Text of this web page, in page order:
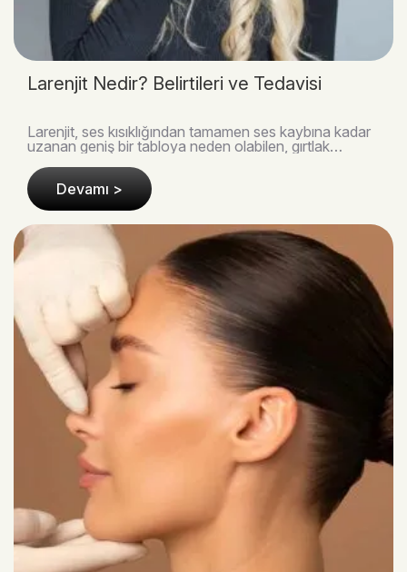
Larenjit Nedir? Belirtileri ve Tedavisi
Larenjit, ses kısıklığından tamamen ses kaybına kadar
uzanan geniş bir tabloya neden olabilen, gırtlak
Devamı >